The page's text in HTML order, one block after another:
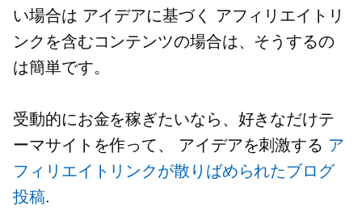
い場合は アイデアに基づく
アフィリエイトリ
ンクを含むコンテンツの場合は、そうするの
は簡単です。
受動的にお金を稼ぎたいなら、好きなだけテ
ーマサイトを作って、 アイデアを刺激する ア
フィリエイトリンクが散りばめられたブログ
投稿.